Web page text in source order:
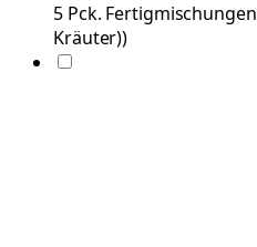
5 Pck. Fertigmischungen
Kräuter))